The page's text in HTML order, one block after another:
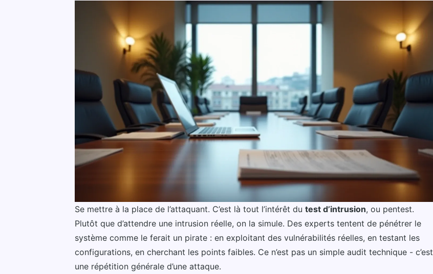
Se mettre à la place de l’attaquant. C’est là tout l’intérêt du test d’intrusion, ou pentest.
Plutôt que d’attendre une intrusion réelle, on la simule. Des experts tentent de pénétrer le
système comme le ferait un pirate : en exploitant des vulnérabilités réelles, en testant les
configurations, en cherchant les points faibles. Ce n’est pas un simple audit technique - c’est
une répétition générale d’une attaque.